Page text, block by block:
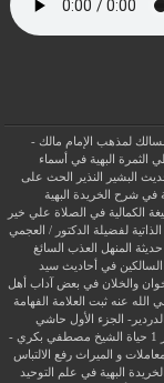
لمذهب الإمام مالك -
الثمرة البهية في أسماء
البشير النذير
الحث على
في شرح الخريدة البهية
الكمالية في الصلاة علي خير
الذاتية لفضيلة الدكتور / العجمي
المنهل العذب السائغ
السالكين في أحاديث سيد
والخلان في بعض آداب أهل
الله عنه ثبت العلامة الفهامة
الجزء الأول حاشي
حياة الشيخ مصطفي بكري -
و الميراث رفع الالتباس
البهية في علم التوحيد